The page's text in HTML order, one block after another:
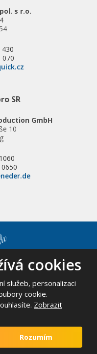
s r.o.
430
070
SR
GmbH
10
všechna práva vyhrazena
použití
a platí pro něj
a smluvní podmínky
cookies
služeb, personalizaci
cookie.
Zobrazit
Rozumím